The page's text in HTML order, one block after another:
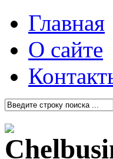
Главная
О сайте